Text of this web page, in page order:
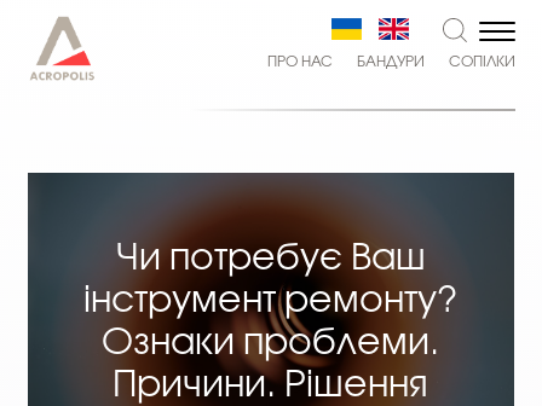
СОПІЛКИ
БАНДУРИ
ПРО НАС
Чи потребує Ваш
інструмент ремонту?
Ознаки проблеми.
Причини. Рішення